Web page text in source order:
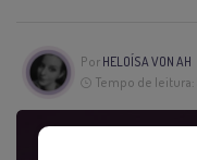
Por HELOÍSA VON AH
Tempo de leitura: